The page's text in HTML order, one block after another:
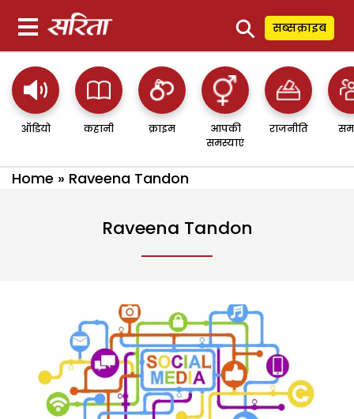
⚲ सब्सक्राइब
ऑडियो कहानी क्राइम
आपकी
समस्याएं
राजनीति
Home » Raveena Tandon
Raveena Tandon